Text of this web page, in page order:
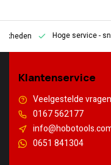
Hoge service- snel
Klantenservice
Veelgestelde vragen
0167 562177
0651 841304